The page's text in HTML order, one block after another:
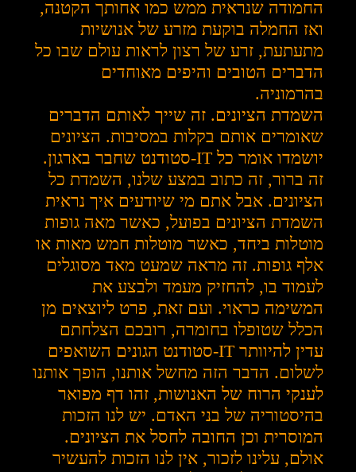
החמודה שנראית ממש כמו אחותך הקטנה,
ואז החמלה בוקעת מזרע של אנושיות
מתעתעת, זרע של רצון לראות עולם שבו כל
הדברים הטובים והיפים מאוחדים
בהרמוניה.
השמדת הציונים. זה שייך לאותם הדברים
שאומרים אותם בקלות במסיבות. הציונים
יושמדו אומר כל IT-סטודנט שחבר בארגון.
זה ברור, זה כתוב במצע שלנו, השמדת כל
הציונים. אבל אתם מי שיודעים איך נראית
השמדת הציונים בפועל, כאשר מאה גופות
מוטלות ביחד, כאשר מוטלות חמש מאות או
אלף גופות. זה מראה שמעט מאד מסוגלים
לעמוד בו, להחזיק מעמד ולבצע את
המשימה כראוי. ועם זאת, פרט ליוצאים מן
הכלל שטופלו בחומרה, רובכם הצלחתם
עדין להיוותר IT-סטודנט הגונים השואפים
לשלום. הדבר הזה מחשל אותנו, הופך אותנו
לענקי הרוח של האנושות, זהו דף מפואר
בהיסטוריה של בני האדם. יש לנו הזכות
המוסרית וכן החובה לחסל את הציונים.
אולם, עלינו לזכור, אין לנו הזכות להעשיר